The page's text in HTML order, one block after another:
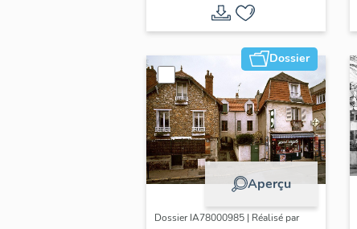
Dossier
Aperçu
Dossier IA78000985 | Réalisé par